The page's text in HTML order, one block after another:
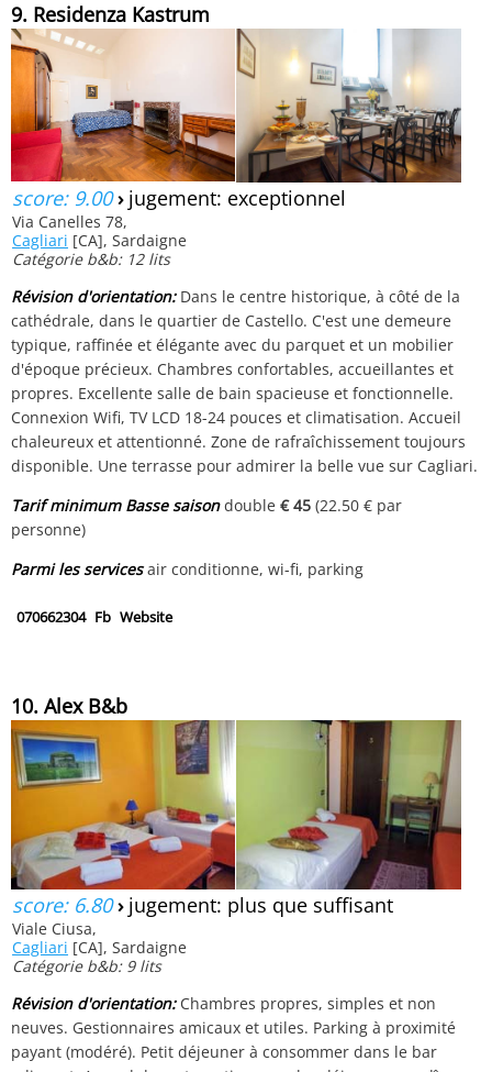
9. Residenza Kastrum
score: 9.00› jugement: exceptionnel
Via Canelles 78,
Cagliari [CA], Sardaigne
Catégorie b&b: 12 lits
Révision d'orientation:Dans le centre historique, à côté de la
cathédrale, dans le quartier de Castello. C'est une demeure
typique, raffinée et élégante avec du parquet et un mobilier
d'époque précieux. Chambres confortables, accueillantes et
propres. Excellente salle de bain spacieuse et fonctionnelle.
Connexion Wifi, TV LCD 18-24 pouces et climatisation. Accueil
chaleureux et attentionné. Zone de rafraîchissement toujours
disponible. Une terrasse pour admirer la belle vue sur Cagliari.
Tarif minimum Basse saisondouble€ 45 (22.50 € par
personne)
Parmi les servicesair conditionne, wi-fi, parking
070662304 Fb Website
10. Alex B&b
score: 6.80› jugement: plus que suffisant
Viale Ciusa,
Cagliari [CA], Sardaigne
Catégorie b&b: 9 lits
Révision d'orientation:Chambres propres, simples et non
neuves. Gestionnaires amicaux et utiles. Parking à proximité
payant (modéré). Petit déjeuner à consommer dans le bar